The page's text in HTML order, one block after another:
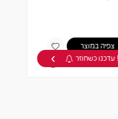
›